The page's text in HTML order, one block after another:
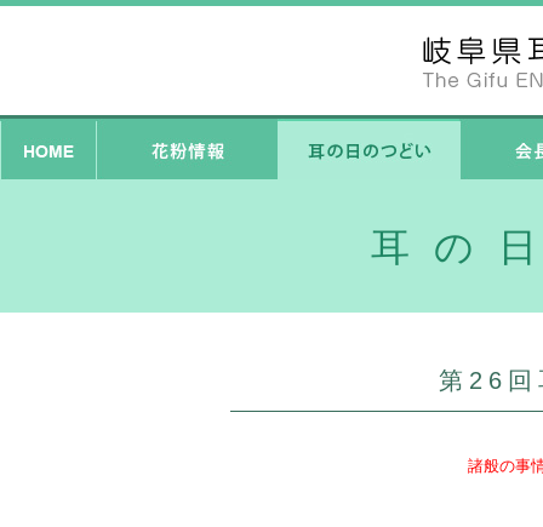
耳の
第26回
諸般の事